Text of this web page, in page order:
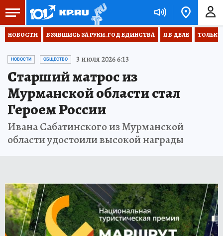
НОВОСТИ ВЗЯВШИСЬ ЗА РУКИ. ГОД ЕДИНСТВА Я В ДЕЛЕ ТОЛЬКО
НОВОСТИ ОБЩЕСТВО 3 июля 2026 6:13
Старший матрос из
Мурманской области стал
Героем России
Ивана Сабатинского из Мурманской
области удостоили высокой награды